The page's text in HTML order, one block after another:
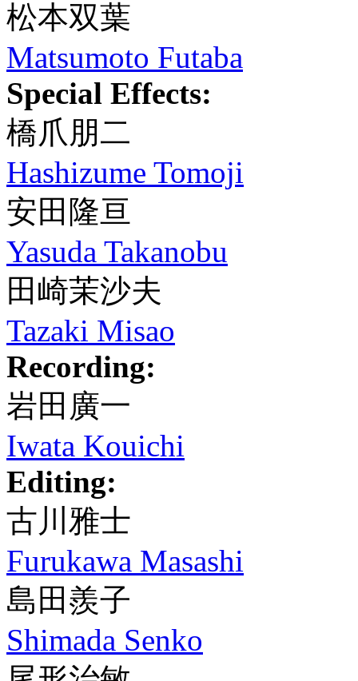
松本双葉
Matsumoto Futaba
Special Effects:
橋爪朋二
Hashizume Tomoji
安田隆亘
Yasuda Takanobu
田崎茉沙夫
Tazaki Misao
Recording:
岩田廣一
Iwata Kouichi
Editing:
古川雅士
Furukawa Masashi
島田羨子
Shimada Senko